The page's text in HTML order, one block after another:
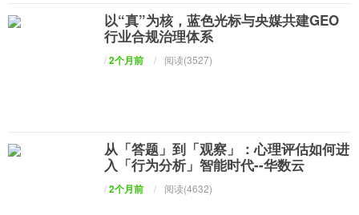
以“真”为核，蓝色光标与央媒共建GEO
行业合规治理体系
/2个月前 / 阅读(3527)
从「答题」到「观察」：心理评估如何进
入「行为分析」智能时代--华数云
/2个月前 / 阅读(4632)